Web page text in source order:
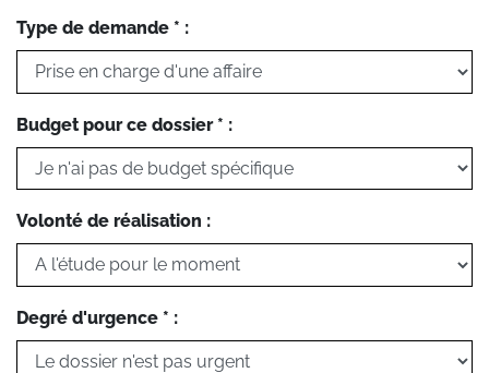
Type de demande * :
Budget pour ce dossier * :
Volonté de réalisation :
Degré d'urgence * :